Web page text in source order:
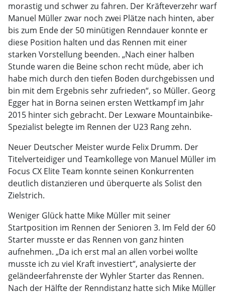
morastig und schwer zu fahren. Der Kräfteverzehr warf
Manuel Müller zwar noch zwei Plätze nach hinten, aber
bis zum Ende der 50 minütigen Renndauer konnte er
diese Position halten und das Rennen mit einer
starken Vorstellung beenden. „Nach einer halben
Stunde waren die Beine schon recht müde, aber ich
habe mich durch den tiefen Boden durchgebissen und
bin mit dem Ergebnis sehr zufrieden“, so Müller. Georg
Egger hat in Borna seinen ersten Wettkampf im Jahr
2015 hinter sich gebracht. Der Lexware Mountainbike-
Spezialist belegte im Rennen der U23 Rang zehn.
Neuer Deutscher Meister wurde Felix Drumm. Der
Titelverteidiger und Teamkollege von Manuel Müller im
Focus CX Elite Team konnte seinen Konkurrenten
deutlich distanzieren und überquerte als Solist den
Zielstrich.
Weniger Glück hatte Mike Müller mit seiner
Startposition im Rennen der Senioren 3. Im Feld der 60
Starter musste er das Rennen von ganz hinten
aufnehmen. „Da ich erst mal an allen vorbei wollte
musste ich zu viel Kraft investiert“, analysierte der
geländeerfahrenste der Wyhler Starter das Rennen.
Nach der Hälfte der Renndistanz hatte sich Mike Müller